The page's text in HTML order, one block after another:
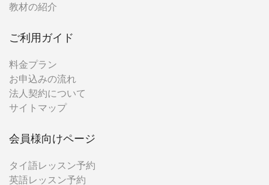
教材の紹介
ご利用ガイド
料金プラン
お申込みの流れ
法人契約について
サイトマップ
会員様向けページ
タイ語レッスン予約
英語レッスン予約